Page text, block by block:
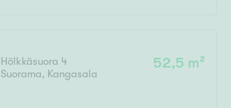
Hölkkäsuora 4
Suorama, Kangasala
52,5 m²